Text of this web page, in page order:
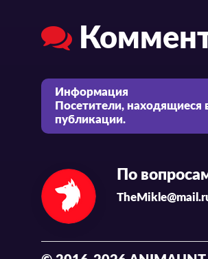
Информация
Посетители, находящиеся
публикации.
По